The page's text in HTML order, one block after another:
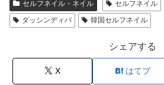
セルフネイル・ネイル セルフネイル
ダッシンディバ
韓国セルフネイル
シェアする
X はてブ